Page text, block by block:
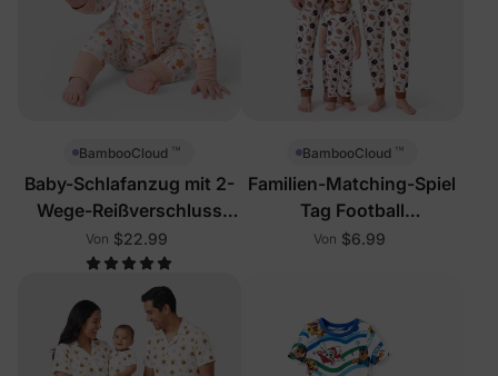
BambooCloud ™
Baby-Schlafanzug mit 2-
Wege-Reißverschluss
und Sternmuster
Von $22.99
BambooCloud ™
Familien-Matching-Spiel
Tag Football
Schlafanzüge
Von $6.99